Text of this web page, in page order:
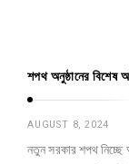
শপথ অনুষ্ঠানের বিশেষ
AUGUST 8, 2024
নতুন সরকার শপথ নিচ্ছে